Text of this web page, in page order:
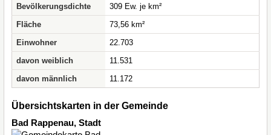
Bevölkerungsdichte
309 Ew. je km²
Fläche
73,56 km²
Einwohner
22.703
davon weiblich
11.531
davon männlich
11.172
Übersichtskarten in der Gemeinde
Bad Rappenau, Stadt